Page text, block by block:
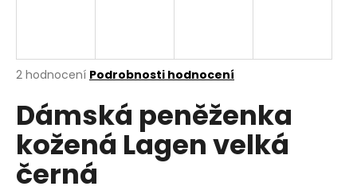
Průměrné
produktu
je
5,0
5
hvězdiček.
2 hodnocení Podrobnosti hodnocení
Dámská peněženka
kožená Lagen velká
černá
í
t
?